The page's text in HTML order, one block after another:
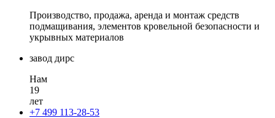
Производство, продажа, аренда и монтаж средств
подмащивания, элементов кровельной безопасности и
укрывных материалов
завод дирс
Нам
19
лет
+7 499 113-28-53